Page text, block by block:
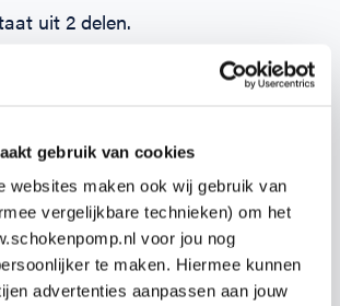
gebruik van cookies
websites maken ook wij gebruik van
vergelijkbare technieken) om het
voor jou nog
te maken. Hiermee kunnen
advertenties aanpassen aan jouw
uit 2 delen.
ontvang je binnen 24 uur een e-
is de praktijktraining van19:00 –
75, 3404 CA